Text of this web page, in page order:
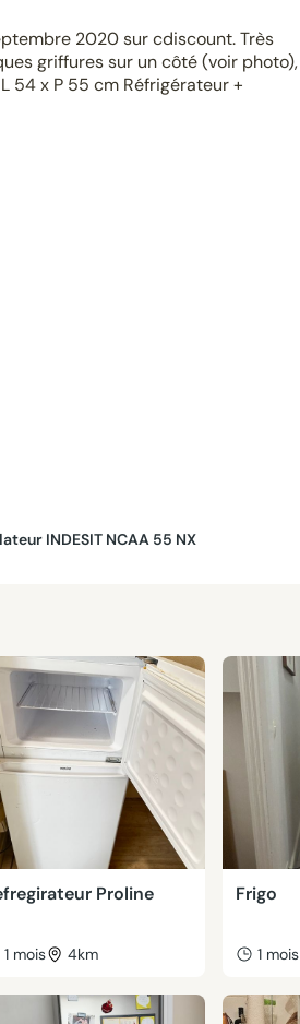
2020 sur cdiscount. Très
griffures sur un côté (voir photo),
54 x P 55 cm Réfrigérateur +
INDESIT NCAA 55 NX
Proline
1 mois 4km
Frigo
1 mois